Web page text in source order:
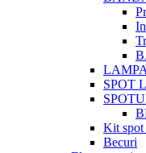
SPOT
Kit spot
Becuri